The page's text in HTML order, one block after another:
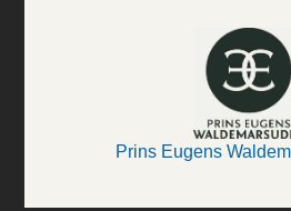
Prins Eugens